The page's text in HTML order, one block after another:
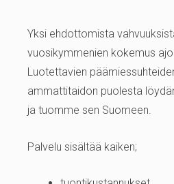
Yksi ehdottomista
vuosikymmenien kokemus
Luotettavien
ammattitaidon puolesta
ja tuomme sen Suomeen.
Palvelu sisältää kaiken;